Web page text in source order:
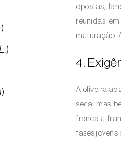
)
)
)
opostas,
reunidas
maturação.
4.
A oliveira
seca, mas
franca a
fases jovens